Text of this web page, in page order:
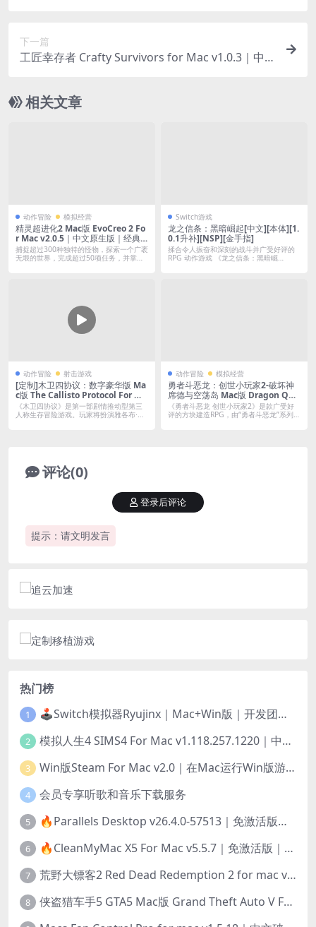
下一篇
工匠幸存者 Crafty Survivors for Mac v1.0.3｜中
相关文章
动作冒险 模拟经营
精灵超进化2 Mac版 EvoCreo 2 Fo
r Mac v2.0.5｜中文原生版｜经典I
P口袋妖怪类宝可梦宠物养成RPG
角色扮演游戏
捕捉超过300种独特的怪物，探索一个广袤
无垠的世界，完成超过50项任务，并掌握
Switch游戏
龙之信条：黑暗崛起[中文][本体][1.
0.1升补][NSP][金手指]
揉合令人振奋和深刻的战斗并广受好评的
RPG 动作游戏 《龙之信条：黑暗崛
动作冒险 射击游戏
[定制]木卫四协议：数字豪华版 Ma
c版 The Callisto Protocol For Ma
c Build.20245831｜中文移植版｜
预购特典+全DLC｜第三人称生存恐
《木卫四协议》是第一部剧情推动型第三
人称生存冒险游戏。玩家将扮演雅各布·
动作冒险 模拟经营
勇者斗恶龙：创世小玩家2-破坏神
席德与空荡岛 Mac版 Dragon Que
st Builders 2 For Mac v1.7.3d｜
中文移植版｜含全DLC
《勇者斗恶龙 创世小玩家2》是款广受好
评的方块建造RPG，由“勇者斗恶龙”系列
评论(0)
提示：请文明发言
登录后评论
热门榜
1 🕹️Switch模拟器Ryujinx｜Mac+Win版｜开发团队已解散此乃最后的绝唱版本
2 模拟人生4 SIMS4 For Mac v1.118.257.1220｜中文原生版｜无限金币｜全100DLC
3 Win版Steam For Mac v2.0｜在Mac运行Win版游戏！｜升级GPTK4.0支持！
4 会员专享听歌和音乐下载服务
5 🔥Parallels Desktop v26.4.0-57513｜免激活版｜在Mac上安装Windows/Linux等系统[赠Windows激活]
6 🔥CleanMyMac X5 For Mac v5.5.7｜免激活版｜macOS系统优化/清理神器
7 荒野大镖客2 Red Dead Redemption 2 for mac v1436.28｜中文移植版｜最好玩的开放世界游戏
8 侠盗猎车手5 GTA5 Mac版 Grand Theft Auto V For Mac｜中文破解版